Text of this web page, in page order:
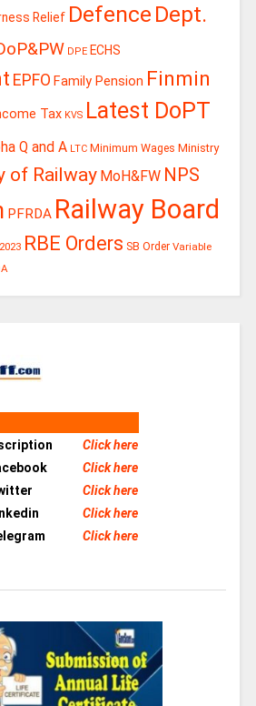
Relief Defence Dept.
DPE ECHS
EPFO Family Pension Finmin
Tax KVS Latest DoPT
Q and A LTC Minimum Wages Ministry
of Railway MoH&FW NPS
PFRDA Railway Board
RBE Orders SB Order Variable
Click here
Click here
Click here
Click here
Click here